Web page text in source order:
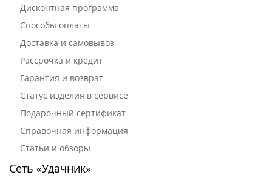
Дисконтная программа
Способы оплаты
Доставка и самовывоз
Рассрочка и кредит
Гарантия и возврат
Статус изделия в сервисе
Подарочный сертификат
Справочная информация
Статьи и обзоры
Сеть «Удачник»